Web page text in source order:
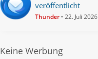
veröffentlicht
Thunder 22. Juli
Keine Werbung